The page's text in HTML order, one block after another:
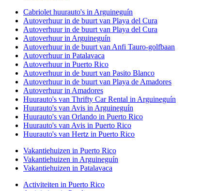
Cabriolet huurauto's in Arguineguín
Autoverhuur in de buurt van Playa del Cura
Autoverhuur in de buurt van Playa del Cura
Autoverhuur in Arguineguín
Autoverhuur in de buurt van Anfi Tauro-golfbaan
Autoverhuur in Patalavaca
Autoverhuur in Puerto Rico
Autoverhuur in de buurt van Pasito Blanco
Autoverhuur in de buurt van Playa de Amadores
Autoverhuur in Amadores
Huurauto's van Thrifty Car Rental in Arguineguín
Huurauto's van Avis in Arguineguín
Huurauto's van Orlando in Puerto Rico
Huurauto's van Avis in Puerto Rico
Huurauto's van Hertz in Puerto Rico
Vakantiehuizen in Puerto Rico
Vakantiehuizen in Arguineguín
Vakantiehuizen in Patalavaca
Activiteiten in Puerto Rico